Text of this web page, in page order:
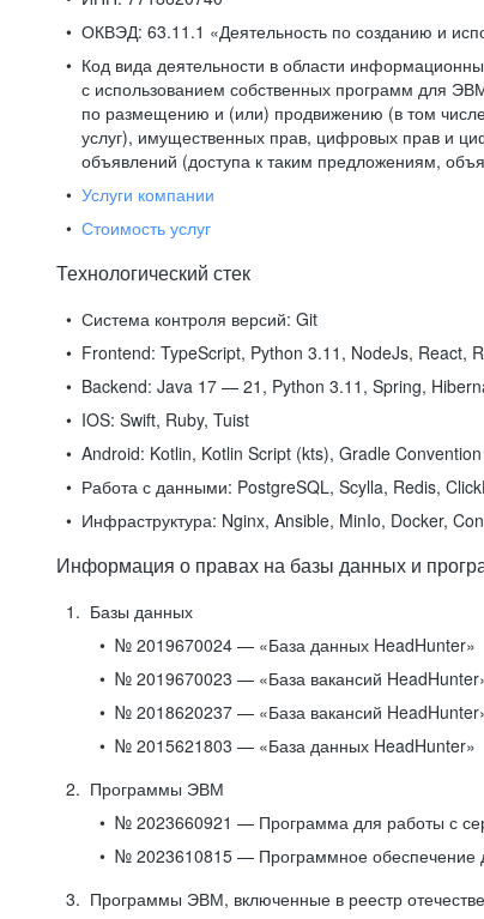
ОКВЭД: 63.11.1 «Деятельность по созданию и
Код вида деятельности в области
с использованием собственных программ для
по размещению и (или) продвижению (в том
услуг), имущественных прав, цифровых прав и
объявлений (доступа к таким предложениям,
Услуги компании
Стоимость услуг
Технологический стек
Система контроля версий: Git
Frontend: TypeScript, Python 3.11, NodeJs, React,
Backend: Java 17 — 21, Python 3.11, Spring,
IOS: Swift, Ruby, Tuist
Android: Kotlin, Kotlin Script (kts), Gradle
Работа с данными: PostgreSQL, Scylla, Redis,
Инфраструктура: Nginx, Ansible, MinIo, Docker,
Информация о правах на базы данных и
Базы данных
№ 2019670024 — «База данных HeadHunter»
№ 2019670023 — «База вакансий
№ 2018620237 — «База вакансий
№ 2015621803 — «База данных HeadHunter»
Программы ЭВМ
№ 2023660921 — Программа для работы с
№ 2023610815 — Программное обеспечение
Программы ЭВМ, включенные в реестр